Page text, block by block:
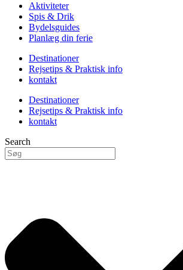
Aktiviteter
Spis & Drik
Bydelsguides
Planlæg din ferie
Destinationer
Rejsetips & Praktisk info
kontakt
Destinationer
Rejsetips & Praktisk info
kontakt
Search